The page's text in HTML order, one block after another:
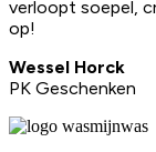
verloopt soepel,
op!
Wessel Horck
PK Geschenken